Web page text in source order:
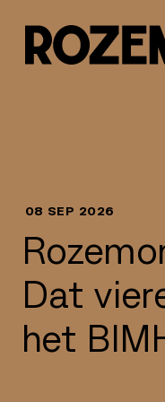
08 SEP 2026
Dat
het